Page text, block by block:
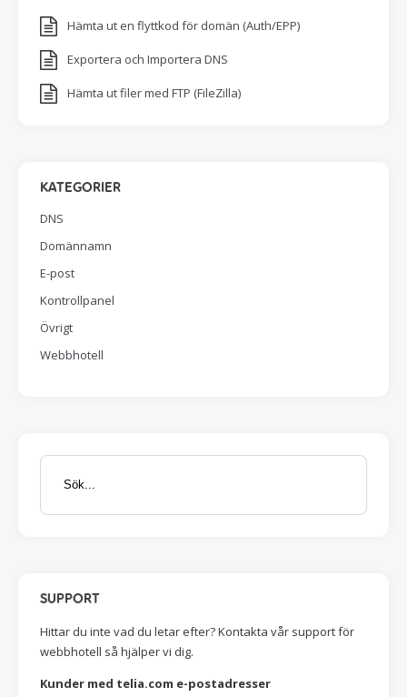
Hämta ut en flyttkod för domän (Auth/EPP)
Exportera och Importera DNS
Hämta ut filer med FTP (FileZilla)
KATEGORIER
DNS
Domännamn
E-post
Kontrollpanel
Övrigt
Webbhotell
SUPPORT
Hittar du inte vad du letar efter? Kontakta vår support för
webbhotell så hjälper vi dig.
Kunder med telia.com e-postadresser